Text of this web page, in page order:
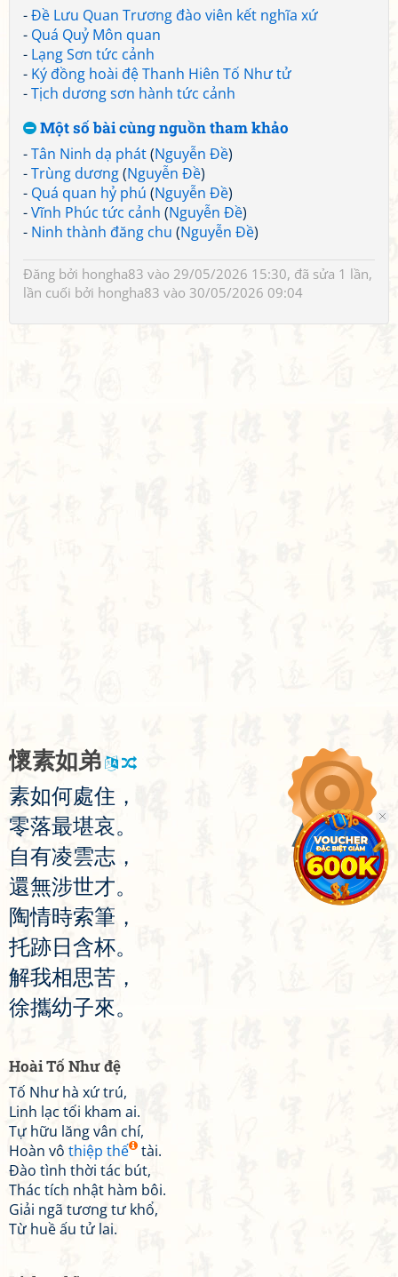
-Đề Lưu Quan Trương đào viên kết nghĩa xứ
- Quá Quỷ Môn quan
- Lạng Sơn tức cảnh
- Ký đồng hoài đệ Thanh Hiên Tố Như tử
-Tịch dương sơn hành tức cảnh
Một số bài cùng nguồn tham khảo
-Tân Ninh dạ phát(Nguyễn Đề)
-Trùng dương(Nguyễn Đề)
- Quá quan hỷ phú (Nguyễn Đề)
-Vĩnh Phúc tức cảnh (Nguyễn Đề)
- Ninh thành đăng chu (Nguyễn Đề)
Đăng bởi hongha83 vào 29/05/2026 15:30, đã sửa 1 lần,
lần cuối bởi hongha83 vào 30/05/2026 09:04
懷素如弟
素如何處住 ，
零落最堪哀。
自有凌雲志 ，
還無涉世才。
陶情時索筆 ，
托跡日 含杯。
解我相思苦 ，
徐攜幼子來。
Hoài Tố Như đệ
Tố Như hà xứ trú,
Linh lạc tối kham ai.
Tự hữu lăng vân chí,
Hoàn vô thiệp thế
tài.
Đào tình thời tác bút,
Thác tích nhật hàm bôi.
Giải ngã tương tư khổ,
Từ huề ấu tử lai.